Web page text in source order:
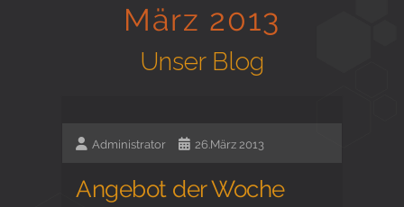
Gesund in Form
Aktiv für Ihre Gesundheit
März 2013
Unser Blog
Administrator 26.März 2013
Angebot der Woche